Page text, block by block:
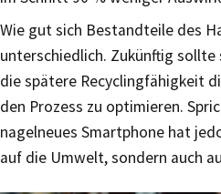
Wie gut sich Bestandteile des
unterschiedlich. Zukünftig
die spätere Recyclingfähigkeit
den Prozess zu optimieren.
nagelneues Smartphone hat
auf die Umwelt, sondern auch